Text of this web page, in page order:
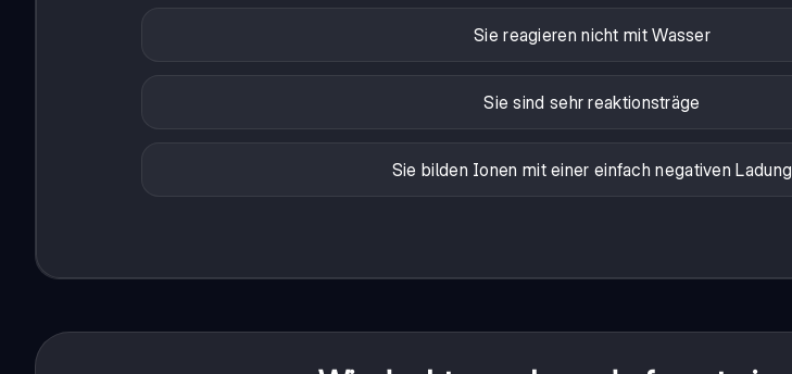
Sie reagieren nicht mit Wasser
Sie sind sehr reaktionsträge
Sie bilden Ionen mit einer einfach negativen Ladung